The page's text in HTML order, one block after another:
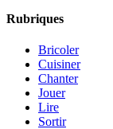
Rubriques
Bricoler
Cuisiner
Chanter
Jouer
Lire
Sortir